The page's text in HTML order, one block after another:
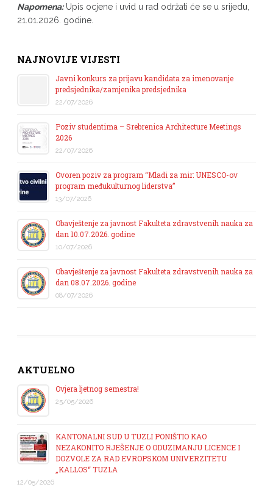
Napomena:Upis ocjene i uvid u rad održati će se u srijedu,
21.01.2026. godine.
NAJNOVIJE VIJESTI
Javni konkurs za prijavu kandidata za imenovanje
predsjednika/zamjenika predsjednika
22/07/2026
Poziv studentima – Srebrenica Architecture Meetings
2026
22/07/2026
Ovoren poziv za program “Mladi za mir: UNESCO-ov
program međukulturnog liderstva”
13/07/2026
Obavještenje za javnost Fakulteta zdravstvenih nauka za
dan 10.07.2026. godine
10/07/2026
Obavještenje za javnost Fakulteta zdravstvenih nauka za
dan 08.07.2026. godine
08/07/2026
AKTUELNO
Ovjera ljetnog semestra!
25/05/2026
KANTONALNI SUD U TUZLI PONIŠTIO KAO
NEZAKONITO RJEŠENJE O ODUZIMANJU LICENCE I
DOZVOLE ZA RAD EVROPSKOM UNIVERZITETU
„KALLOS“ TUZLA
12/05/2026